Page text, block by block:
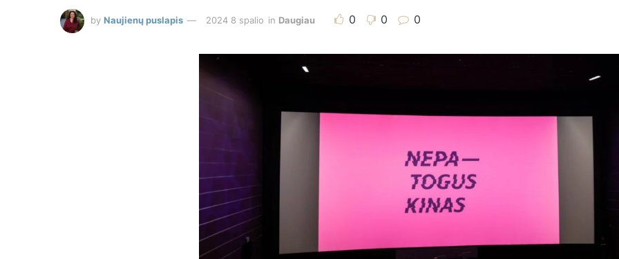
by Naujienų puslapis 2024 8 spalio in Daugiau 0 0 0